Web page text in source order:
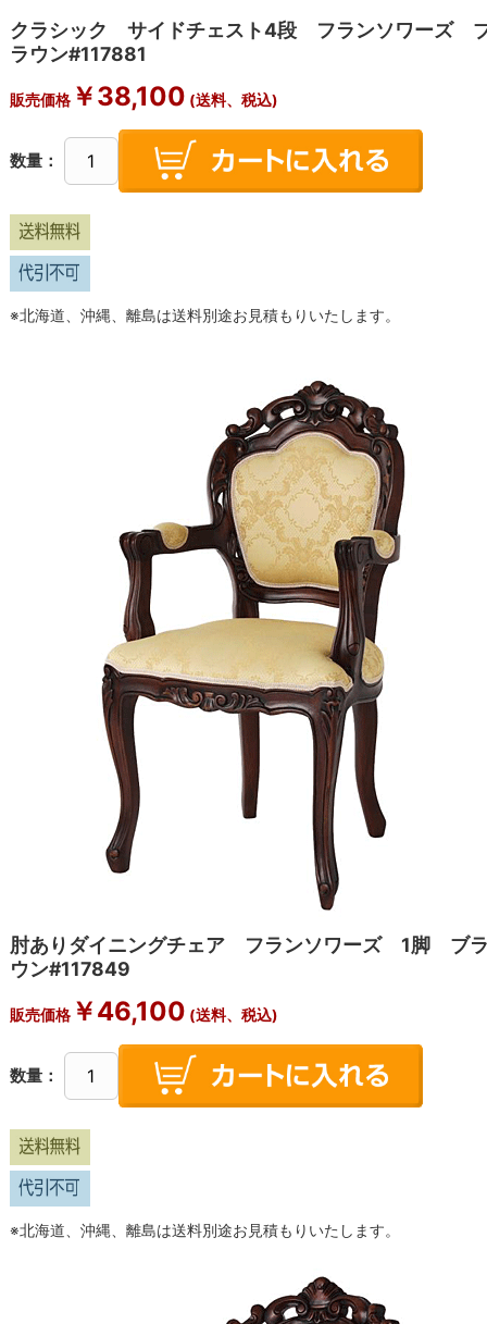
クラシック サイドチェスト4段 フランソワーズ
ラウン#117881
販売価格￥38,100 (送料、税込)
数量：
※北海道、沖縄、離島は送料別途お見積もりいたします。
肘ありダイニングチェア フランソワーズ 1脚 ブ
ウン#117849
販売価格￥46,100 (送料、税込)
数量：
※北海道、沖縄、離島は送料別途お見積もりいたします。